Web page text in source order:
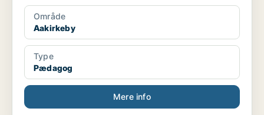
Område
Aakirkeby
Type
Pædagog
Mere info